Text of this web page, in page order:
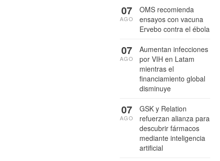
OMS recomienda
ensayos con vacuna
Ervebo contra el ébola
07
AGO
Aumentan infecciones
por VIH en Latam
mientras el
financiamiento global
disminuye
07
AGO
GSK y Relation
refuerzan alianza para
descubrir fármacos
mediante inteligencia
artificial
07
AGO